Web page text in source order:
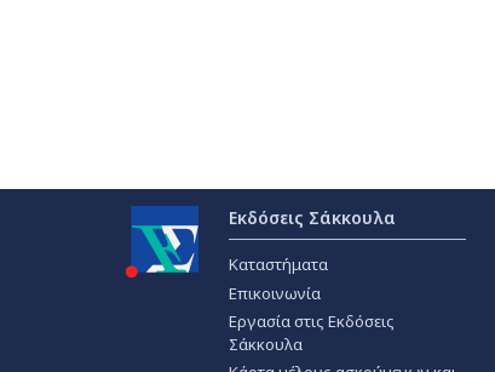
Εκδόσεις Σάκκουλα
Καταστήματα
Επικοινωνία
Εργασία στις Εκδόσεις
Σάκκουλα